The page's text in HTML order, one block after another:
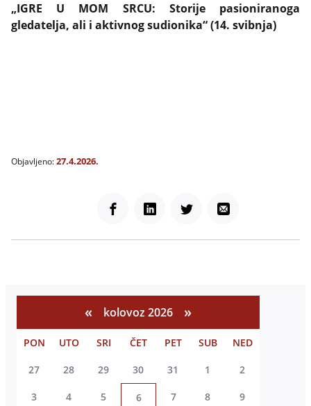
« kolovoz 2026 »
PON UTO SRI ČET PET SUB NED
27 28 29 30 31 1 2
3 4 5 6 7 8 9
„IGRE U MOM SRCU: Storije pasioniranoga
gledatelja, ali i aktivnog sudionika“ (14. svibnja)
Objavljeno:27.4.2026.